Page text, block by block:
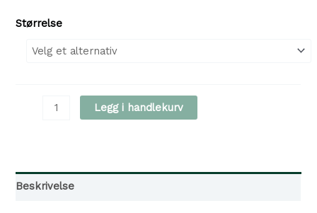
690 kr
Størrelse
Dalsgård
15cm
Legg i handlekurv
Beskrivelse